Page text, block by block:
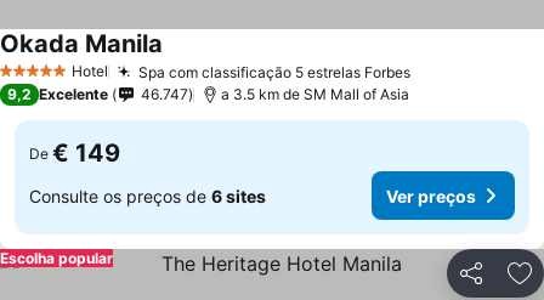
5 Estrelas Hotel Spa com classificação 5 estrelas Forbes
Okada Manila
9,2 Excelente 46.747 a 3.5 km de SM Mall of Asia
De € 149
Consulte os preços de 6 sites Ver preços
Partilhar
Escolha popular